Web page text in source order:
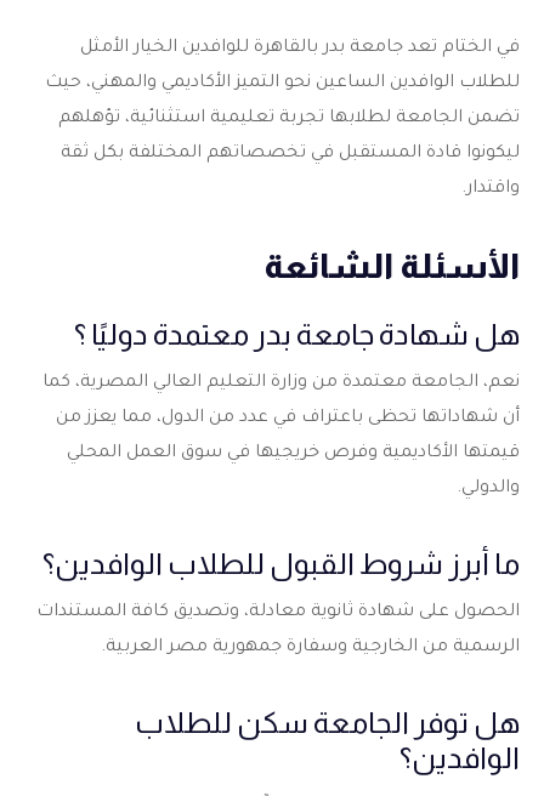
في الختام تعد جامعة بدر بالقاهرة للوافدين الخيار الأمثل
للطلاب الوافدين الساعين نحو التميز الأكاديمي والمهني، حيث
تضمن الجامعة لطلابها تجربة تعليمية استثنائية، تؤهلهم
ليكونوا قادة المستقبل في تخصصاتهم المختلفة بكل ثقة
واقتدار.
الأسئلة الشائعة
هل شهادة جامعة بدر معتمدة دوليًا ؟
نعم، الجامعة معتمدة من وزارة التعليم العالي المصرية، كما
أن شهاداتها تحظى باعتراف في عدد من الدول، مما يعزز من
قيمتها الأكاديمية وفرص خريجيها في سوق العمل المحلي
والدولي.
ما أبرز شروط القبول للطلاب الوافدين؟
الحصول على شهادة ثانوية معادلة، وتصديق كافة المستندات
الرسمية من الخارجية وسفارة جمهورية مصر العربية.
هل توفر الجامعة سكن للطلاب
الوافدين؟